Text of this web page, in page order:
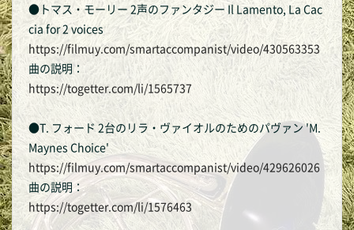
●トマス・モーリー 2声のファンタジー Il Lamento, La Cac
cia for 2 voices
https://filmuy.com/smartaccompanist/video/430563353
曲の説明：
https://togetter.com/li/1565737
●T. フォード 2台のリラ・ヴァイオルのためのパヴァン 'M.
Maynes Choice'
https://filmuy.com/smartaccompanist/video/429626026
曲の説明：
https://togetter.com/li/1576463